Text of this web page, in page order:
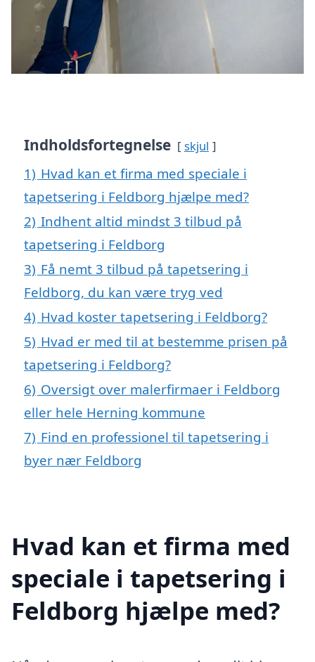
Indholdsfortegnelse skjul
1) Hvad kan et firma med speciale i
tapetsering i Feldborg hjælpe med?
2) Indhent altid mindst 3 tilbud på
tapetsering i Feldborg
3) Få nemt 3 tilbud på tapetsering i
Feldborg, du kan være tryg ved
4) Hvad koster tapetsering i Feldborg?
5) Hvad er med til at bestemme prisen på
tapetsering i Feldborg?
6) Oversigt over malerfirmaer i Feldborg
eller hele Herning kommune
7) Find en professionel til tapetsering i
byer nær Feldborg
Hvad kan et firma med
speciale i tapetsering i
Feldborg hjælpe med?